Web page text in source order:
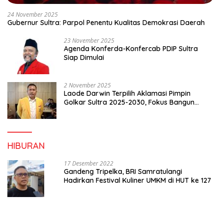
24 November 2025
Gubernur Sultra: Parpol Penentu Kualitas Demokrasi Daerah
23 November 2025
Agenda Konferda-Konfercab PDIP Sultra
Siap Dimulai
2 November 2025
Laode Darwin Terpilih Aklamasi Pimpin
Golkar Sultra 2025-2030, Fokus Bangun
HIBURAN
17 Desember 2022
Gandeng Tripelka, BRI Samratulangi
Hadirkan Festival Kuliner UMKM di HUT ke 127